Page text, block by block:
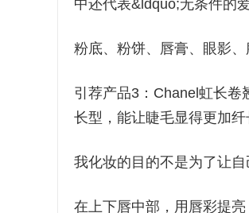
中还代表&ldquo;无条件的
粉底、粉饼、唇膏、眼影、
引荐产品3：Chanel虹长
长型，能让睫毛显得更加纤
我化妆的目的不是为了让
在上下唇中部，用唇彩提亮